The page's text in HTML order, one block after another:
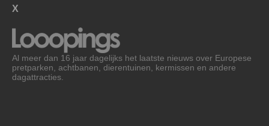
X
Al meer dan 16 jaar dagelijks het laatste nieuws over Europese
pretparken, achtbanen, dierentuinen, kermissen en andere
dagattracties.